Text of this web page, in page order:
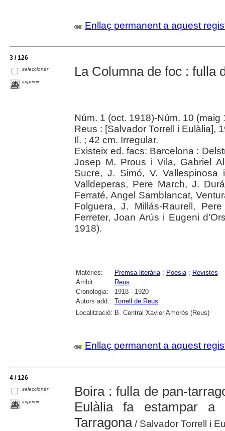
Enllaç permanent a aquest
3 / 126
seleccionar
imprimir
La Columna de foc : fulla
Núm. 1 (oct. 1918)-Núm. 10 (maig
Reus : [Salvador Torrell i Eulàlia],
Il. ; 42 cm. Irregular.
Existeix ed. facs: Barcelona :
Josep M. Prous i Vila, Gabriel
Sucre, J. Simó, V.
Valldeperas, Pere March, J.
Ferraté, Angel Samblancat,
Folguera, J. Millás-Raurell,
Ferreter, Joan Arús i Eugeni
1918).
Matèries: Premsa literària; Poesia; Revistes
Àmbit:
Reus
Cronologia:
1918 - 1920
Autors add.: Torrell de Reus
Localització: B. Central Xavier Amorós (Reus)
Enllaç permanent a aquest
4 / 126
seleccionar
imprimir
Boira : fulla de pan-
Eulàlia fa estampar
Tarragona/ Salvador Torrell i